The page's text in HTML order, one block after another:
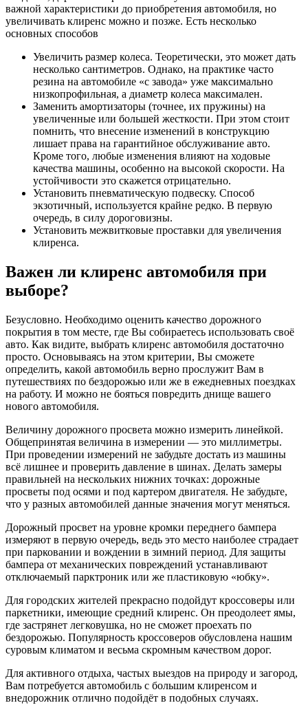
важной характеристики до приобретения автомобиля, но
увеличивать клиренс можно и позже. Есть несколько
основных способов
Увеличить размер колеса. Теоретически, это может дать
несколько сантиметров. Однако, на практике часто
резина на автомобиле «с завода» уже максимально
низкопрофильная, а диаметр колеса максимален.
Заменить амортизаторы (точнее, их пружины) на
увеличенные или большей жесткости. При этом стоит
помнить, что внесение изменений в конструкцию
лишает права на гарантийное обслуживание авто.
Кроме того, любые изменения влияют на ходовые
качества машины, особенно на высокой скорости. На
устойчивости это скажется отрицательно.
Установить пневматическую подвеску. Способ
экзотичный, используется крайне редко. В первую
очередь, в силу дороговизны.
Установить межвитковые проставки для увеличения
клиренса.
Важен ли клиренс автомобиля при
выборе?
Безусловно. Необходимо оценить качество дорожного
покрытия в том месте, где Вы собираетесь использовать своё
авто. Как видите, выбрать клиренс автомобиля достаточно
просто. Основываясь на этом критерии, Вы сможете
определить, какой автомобиль верно прослужит Вам в
путешествиях по бездорожью или же в ежедневных поездках
на работу. И можно не бояться повредить днище вашего
нового автомобиля.
Величину дорожного просвета можно измерить линейкой.
Общепринятая величина в измерении — это миллиметры.
При проведении измерений не забудьте достать из машины
всё лишнее и проверить давление в шинах. Делать замеры
правильней на нескольких нижних точках: дорожные
просветы под осями и под картером двигателя. Не забудьте,
что у разных автомобилей данные значения могут меняться.
Дорожный просвет на уровне кромки переднего бампера
измеряют в первую очередь, ведь это место наиболее страдает
при парковании и вождении в зимний период. Для защиты
бампера от механических повреждений устанавливают
отключаемый парктроник или же пластиковую «юбку».
Для городских жителей прекрасно подойдут кроссоверы или
паркетники, имеющие средний клиренс. Он преодолеет ямы,
где застрянет легковушка, но не сможет проехать по
бездорожью. Популярность кроссоверов обусловлена нашим
суровым климатом и весьма скромным качеством дорог.
Для активного отдыха, частых выездов на природу и загород,
Вам потребуется автомобиль с большим клиренсом и
внедорожник отлично подойдёт в подобных случаях.